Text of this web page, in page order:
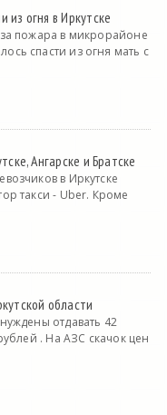
огня в Иркутске
пожара в микрорайоне
спасти из огня мать с
Ангарске и Братске
в Иркутске
такси - Uber. Кроме
области
отдавать 42
. На АЗС скачок цен